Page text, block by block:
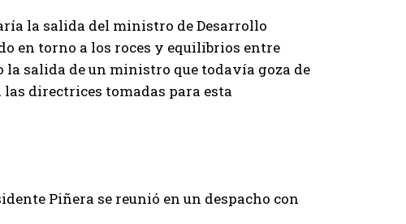
la salida del ministro de Desarrollo
en torno a los roces y equilibrios entre
salida de un ministro que todavía goza de
directrices tomadas para esta
Piñera se reunió en un despacho con